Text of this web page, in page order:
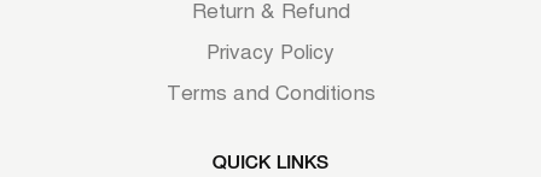
Return & Refund
Privacy Policy
Terms and Conditions
QUICK LINKS